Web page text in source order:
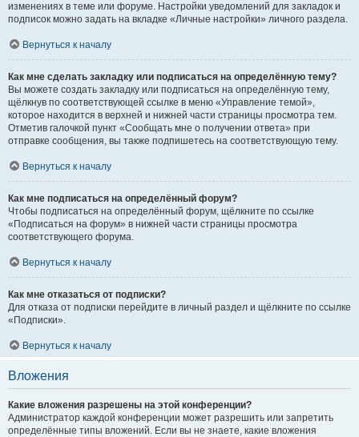
изменениях в теме или форуме. Настройки уведомлений для закладок и
подписок можно задать на вкладке «Личные настройки» личного раздела.
Вернуться к началу
Как мне сделать закладку или подписаться на определённую тему?
Вы можете создать закладку или подписаться на определённую тему,
щёлкнув по соответствующей ссылке в меню «Управление темой»,
которое находится в верхней и нижней части страницы просмотра тем.
Отметив галочкой пункт «Сообщать мне о получении ответа» при
отправке сообщения, вы также подпишетесь на соответствующую тему.
Вернуться к началу
Как мне подписаться на определённый форум?
Чтобы подписаться на определённый форум, щёлкните по ссылке
«Подписаться на форум» в нижней части страницы просмотра
соответствующего форума.
Вернуться к началу
Как мне отказаться от подписки?
Для отказа от подписки перейдите в личный раздел и щёлкните по ссылке
«Подписки».
Вернуться к началу
Вложения
Какие вложения разрешены на этой конференции?
Администратор каждой конференции может разрешить или запретить
определённые типы вложений. Если вы не знаете, какие вложения